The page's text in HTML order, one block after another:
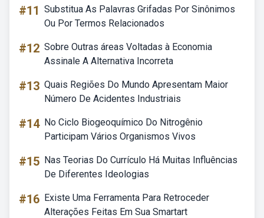
#11 Substitua As Palavras Grifadas Por Sinônimos
Ou Por Termos Relacionados
#12 Sobre Outras áreas Voltadas à Economia
Assinale A Alternativa Incorreta
#13 Quais Regiões Do Mundo Apresentam Maior
Número De Acidentes Industriais
#14 No Ciclo Biogeoquímico Do Nitrogênio
Participam Vários Organismos Vivos
#15 Nas Teorias Do Currículo Há Muitas Influências
De Diferentes Ideologias
#16 Existe Uma Ferramenta Para Retroceder
Alterações Feitas Em Sua Smartart